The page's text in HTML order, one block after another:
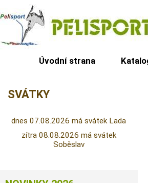
Úvodní strana
SVÁTKY
dnes 07.08.2026 má svátek Lada
zítra 08.08.2026 má svátek
Soběslav